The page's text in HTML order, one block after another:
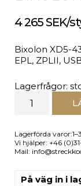
4 265 SEK/
Bixolon XD5-
EPL, ZPLII,
Lagerfrågor:
Lagerförda
Vi hjälper: +46
Mail:
På väg in i